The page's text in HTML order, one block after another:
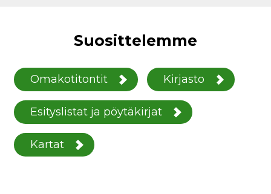
Suosittelemme
Omakotitontit Kirjasto
Esityslistat ja pöytäkirjat
Kartat